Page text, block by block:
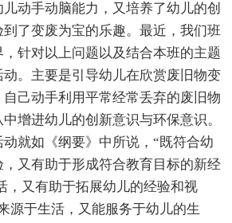
动手动脑能力，又培养了幼儿的创
了变废为宝的乐趣。最近，我们班
针对以上问题以及结合本班的主题
。主要是引导幼儿在欣赏废旧物变
己动手利用平常经常丢弃的废旧物
增进幼儿的创新意识与环保意识。
就如《纲要》中所说，“既符合幼
，又有助于形成符合教育目标的新经
，又有助于拓展幼儿的经验和视
源于生活，又能服务于幼儿的生